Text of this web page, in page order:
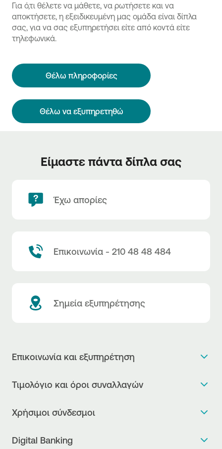
Για ό,τι θέλετε να μάθετε, να ρωτήσετε και να
αποκτήσετε, η εξειδικευμένη μας ομάδα είναι δίπλα
σας, για να σας εξυπηρετήσει είτε από κοντά είτε
τηλεφωνικά.
Θέλω πληροφορίες
Θέλω να εξυπηρετηθώ
Είμαστε πάντα δίπλα σας
Έχω απορίες
Επικοινωνία - 210 48 48 484
Σημεία εξυπηρέτησης
Επικοινωνία και εξυπηρέτηση
Η νέα Ψηφιακή Εποχή στις συναλλαγές, έφτασε!
Officer
Τιμολόγιο και όροι συναλλαγών
Δελτίο πληροφόρησης περί τελών
Χρήσιμοι σύνδεσμοι
Digital Banking